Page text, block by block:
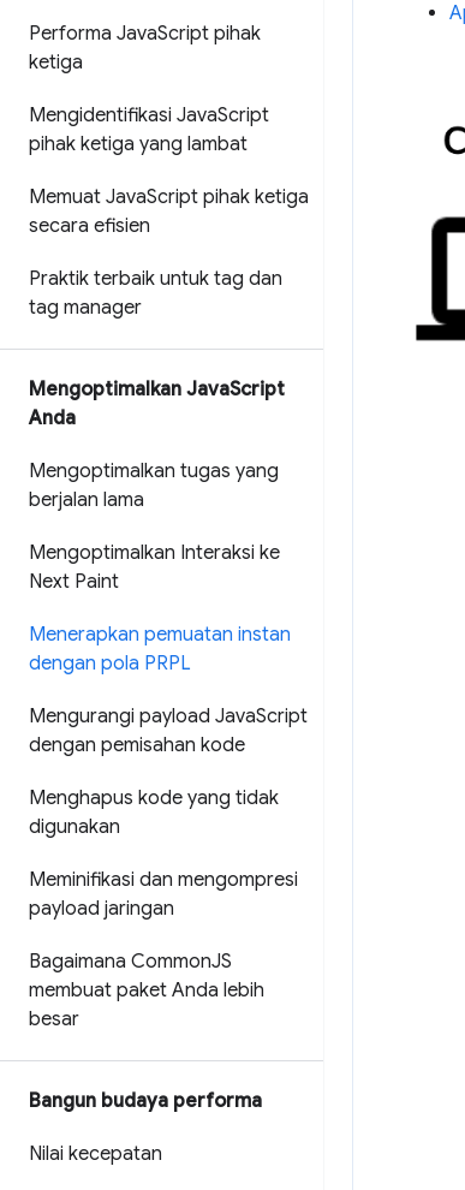
Performa JavaScript pihak
ketiga
Mengidentifikasi JavaScript
pihak ketiga yang lambat
Memuat JavaScript pihak ketiga
secara efisien
Praktik terbaik untuk tag dan
tag manager
Mengoptimalkan JavaScript
Anda
Mengoptimalkan tugas yang
berjalan lama
Mengoptimalkan Interaksi ke
Next Paint
Menerapkan pemuatan instan
dengan pola PRPL
Mengurangi payload JavaScript
dengan pemisahan kode
Menghapus kode yang tidak
digunakan
Meminifikasi dan mengompresi
payload jaringan
Bagaimana CommonJS
membuat paket Anda lebih
besar
Bangun budaya performa
Nilai kecepatan